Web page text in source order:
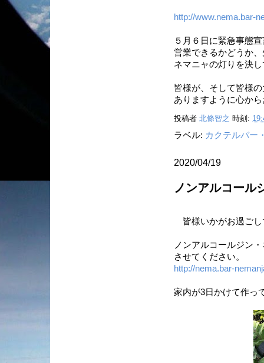
http://www.nema.bar-
５月６日に緊急事態
営業できるかどうか
ネマニャの灯りを決
皆様が、そして皆様
ありますように心か
投稿者 北條智之 時刻:
ラベル: カクテルバー
2020/04/19
ノンアルコール
皆様いかがお過ごし
ノンアルコールジン
させてください。
http://nema.bar-
家内が3日かけて作っ